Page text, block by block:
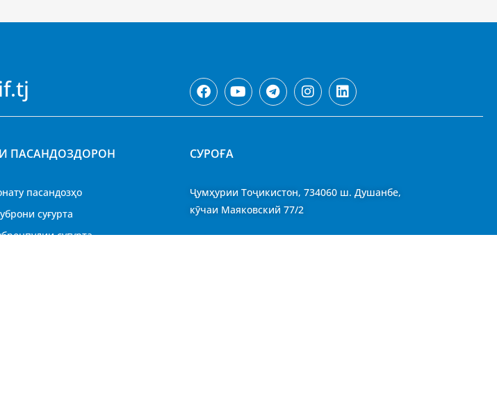
ПАСАНДОЗДОРОН
пасандозҳо
суғурта
суғурта
CУРОҒА
Ҷумҳурии Тоҷикистон, 734060 ш. Душанбе,
кӯчаи Маяковский 77/2